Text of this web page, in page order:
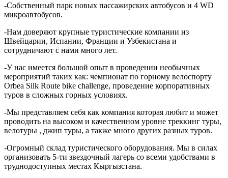
-Собственный парк новых пассажирских автобусов и 4 WD
микроавтобусов.
-Нам доверяют крупные туристические компании из
Швейцарии, Испании, Франции и Узбекистана и
сотрудничают с нами много лет.
-У нас имеется большой опыт в проведении необычных
мероприятий таких как: чемпионат по горному велоспорту
Orbea Silk Route bike challenge, проведение корпоративных
туров в сложных горных условиях.
-Мы представляем себя как компания которая любит и может
проводить на высоком и качественном уровне треккинг туры,
велотуры , джип туры, а также много других разных туров.
-Огромный склад туристического оборудования. Мы в силах
организовать 5-ти звездочный лагерь со всеми удобствами в
труднодоступных местах Кыргызстана.